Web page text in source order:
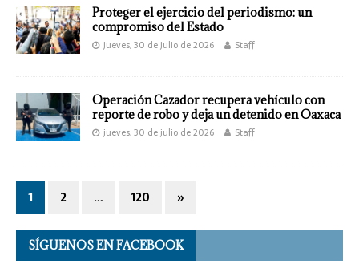
Proteger el ejercicio del periodismo: un
compromiso del Estado
jueves, 30 de julio de 2026 Staff
Operación Cazador recupera vehículo con
reporte de robo y deja un detenido en Oaxaca
jueves, 30 de julio de 2026 Staff
1 2 … 120 »
SÍGUENOS EN FACEBOOK